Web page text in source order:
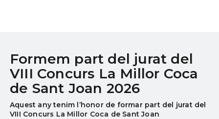
Formem part del jurat del
VIII Concurs La Millor Coca
de Sant Joan 2026
Aquest any tenim l’honor de formar part del jurat del
VIII Concurs La Millor Coca de Sant Joan